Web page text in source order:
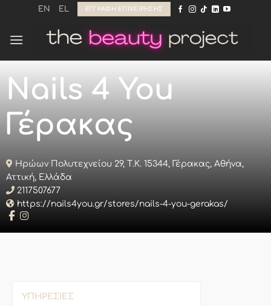
Μετάβαση
περιεχόμενο
EN EL ΕΓΓΡΑΦΉ ΕΠΙΧΕΊΡΗΣΗΣ
Nails 4 You
Γέρακας
Ηρώων Πολυτεχνείου 29, Τ.Κ. 15344, Γέρακας, Αθήνα,
Αττική, Ελλάδα
2117507677
https://nails4you.gr/stores/nails-4-you-gerakas/
ΥΠΗΡΕΣΊΕΣ